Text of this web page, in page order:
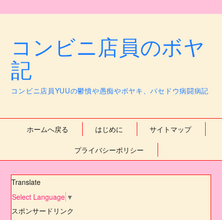
コンビニ店員のボヤ
記
コンビニ店員YUUの鬱憤や愚痴やボヤキ、バセドウ病闘病記
ホームへ戻る はじめに サイトマップ
プライバシーポリシー
Translate
Select Language ▼
スポンサードリンク